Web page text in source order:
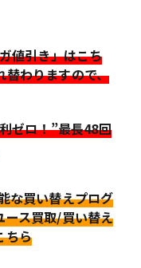
値引き」はこち
替わりますので、
ゼロ！”最長48回
な買い替えプログ
ース買取/買い替え
ちら